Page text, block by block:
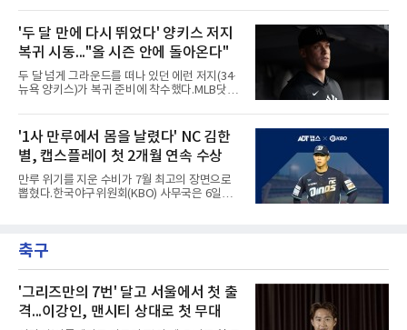
을 놓았고, 버펄로는 이 회에만 5점을 뽑아 7-6
역전승을 거뒀다.한국에서의 성적도
컵스)은 6일(한국시간) 미국 시카고 리글리필드
에서 나란히 홈런 두 방씩을 주고받았다.첫 회부
터 불이 붙었다. 1회초 선두타자 오타니가 컵스
선발 이마나가 쇼타를 상대로 우월 솔로 홈런을
뽑자, 1회말 크로암스트롱이 다저스 선발 에릭
라워를 상대로 중월 솔로 홈런으로 응수했다. 최
근 50년간 리글리필드에서 1회 양 팀 선두타자
10위 이내 선수끼리 이런 공방을 벌인 사례는 처
음이다.흐름은 크로암스트롱
'두 달 만에 다시 뛰었다' 양키스 저지
복귀 시동..."올 시즌 안에 돌아온다"
두 달 넘게 그라운드를 떠나 있던 에런 저지(34·
뉴욕 양키스)가 복귀 준비에 착수했다.MLB닷컴
뒤 야외 달리기와 상체 저항 운동으로 훈련 강도
를 높여도 된다는 허가를 받았다고 전했다.저지
는 이날 뉴욕 양키스타디움에서 열린 세인트루
이스 카디널스전을 앞두고 야구 장비를 착용한
채 스트레칭과 조깅, 저항 밴드 훈련을 소화했
다. 아메리칸리그 최우수선수(MVP) 3회 수상자
인 그가 부상 이후 야외 달리기에 나선 것은 처음
는 것이 계획이었고 올해를 접겠다고 생각한 적
은 없다고 말했다.이탈은
'1사 만루에서 몸을 날렸다' NC 김한
별, 캡스플레이 첫 2개월 연속 수상
만루 위기를 지운 수비가 7월 최고의 장면으로
뽑혔다.한국야구위원회(KBO) 사무국은 6일
이 상 제정 이래 첫 사례다.ADT캡스가 KBO와
함께 시상하는 이 상은 공식 기록위원이 승리 확
최고점을 받은 수비 장면에 준다.수상 장면은 지
난달 23일 서울 잠실구장에서 나왔다. NC가 7-5
로 앞선 8회말 1사 만루에서 김한별은 LG 트윈
축구
'그리즈만의 7번' 달고 서울에서 첫 출
격...이강인, 맨시티 상대로 첫 무대